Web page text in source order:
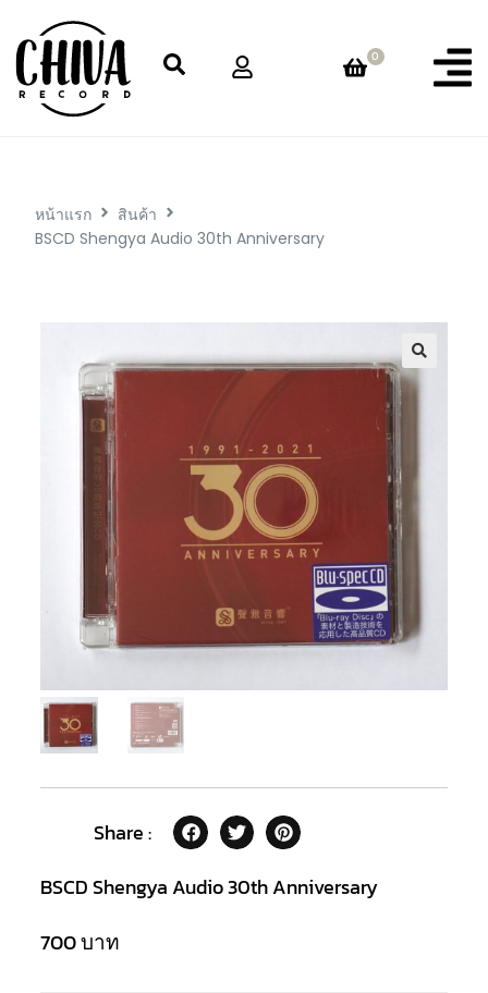
0
หน้าแรก
สินค้า
BSCD Shengya Audio 30th Anniversary
Share :
BSCD Shengya Audio 30th Anniversary
700บาท